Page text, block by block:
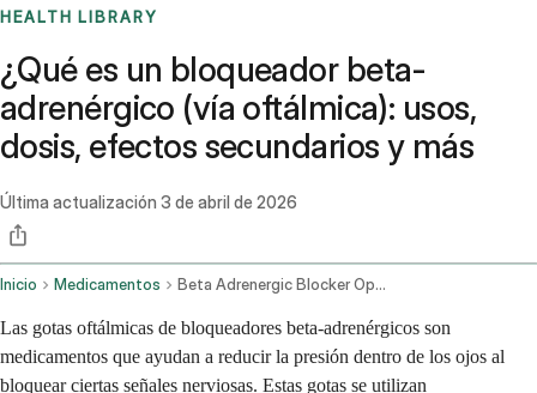
HEALTH LIBRARY
¿Qué es un bloqueador beta-
adrenérgico (vía oftálmica): usos,
dosis, efectos secundarios y más
Última actualización 3 de abril de 2026
Inicio Medicamentos Beta Adrenergic Blocker Ophthalmic Route
Las gotas oftálmicas de bloqueadores beta-adrenérgicos son
medicamentos que ayudan a reducir la presión dentro de los ojos al
bloquear ciertas señales nerviosas. Estas gotas se utilizan